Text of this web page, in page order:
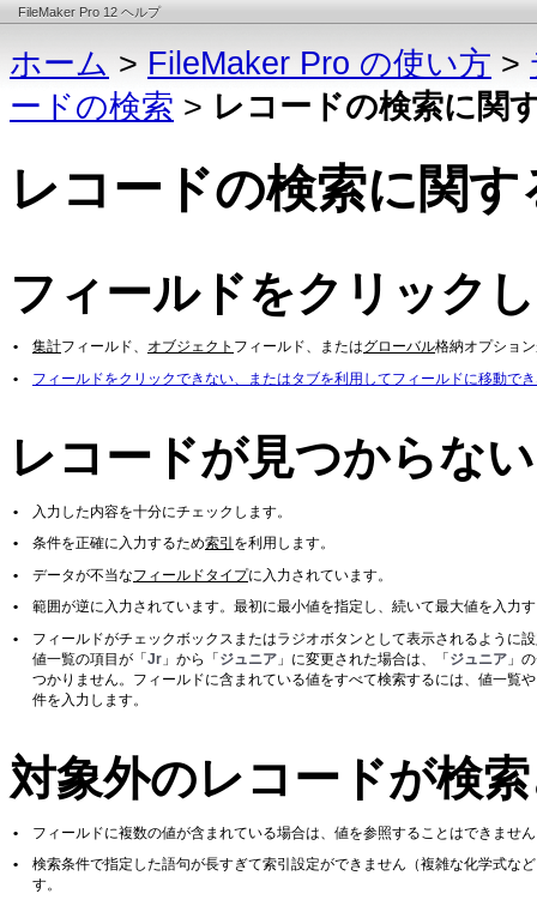
FileMaker Pro 12 ヘルプ
ホーム > FileMaker Pro の使い方 >
ードの検索 > レコードの検索に関
レコードの検索に関
フィールドをクリック
• 集計フィールド、 オブジェクト フィールド、またはグローバル格納オプショ
•
フィールドをクリックできない、またはタブを利用してフィールドに移動で
レコードが見つからない
•
入力した内容を十分にチェックします。
•
条件を正確に入力するため索引 を利用します。
•
データが不当なフィールドタイプに入力されています。
•
範囲が逆に入力されています。最初に最小値を指定し、続いて最大値を入力
•
フィールドがチェックボックスまたはラジオボタンとして表示されるように
値一覧の項目が「 Jr 」から「 ジュニア 」に変更された場合は、「 ジュニア 」
つかりません。フィールドに含まれている値をすべて検索するには、値一覧
件を入力します。
対象外のレコードが検
•
フィールドに複数の値が含まれている場合は、値を参照することはできませ
•
検索条件で指定した語句が長すぎて索引設定ができません（複雑な化学式な
す。